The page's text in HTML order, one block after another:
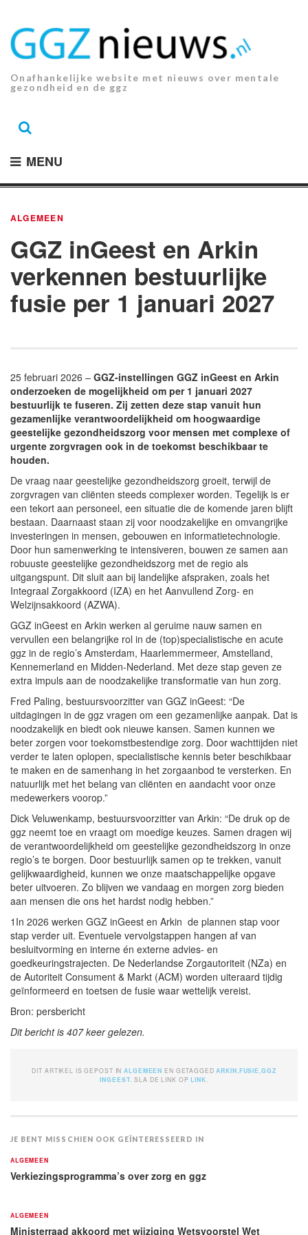
inhoud.
Onafhankelijke website met nieuws over mentale
gezondheid en de ggz
MENU
ALGEMEEN
GGZ inGeest en Arkin
verkennen bestuurlijke
fusie per 1 januari 2027
25 februari 2026 – GGZ-instellingen GGZ inGeest en Arkin
onderzoeken de mogelijkheid om per 1 januari 2027
bestuurlijk te fuseren. Zij zetten deze stap vanuit hun
gezamenlijke verantwoordelijkheid om hoogwaardige
geestelijke gezondheidszorg voor mensen met complexe of
urgente zorgvragen ook in de toekomst beschikbaar te
houden.
De vraag naar geestelijke gezondheidszorg groeit, terwijl de
zorgvragen van cliënten steeds complexer worden. Tegelijk is er
een tekort aan personeel, een situatie die de komende jaren blijft
bestaan. Daarnaast staan zij voor noodzakelijke en omvangrijke
investeringen in mensen, gebouwen en informatietechnologie.
Door hun samenwerking te intensiveren, bouwen ze samen aan
robuuste geestelijke gezondheidszorg met de regio als
uitgangspunt. Dit sluit aan bij landelijke afspraken, zoals het
Integraal Zorgakkoord (IZA) en het Aanvullend Zorg- en
Welzijnsakkoord (AZWA).
GGZ inGeest en Arkin werken al geruime nauw samen en
vervullen een belangrijke rol in de (top)specialistische en acute
ggz in de regio’s Amsterdam, Haarlemmermeer, Amstelland,
Kennemerland en Midden-Nederland. Met deze stap geven ze
extra impuls aan de noodzakelijke transformatie van hun zorg.
Fred Paling, bestuursvoorzitter van GGZ inGeest: “De
uitdagingen in de ggz vragen om een gezamenlijke aanpak. Dat is
noodzakelijk en biedt ook nieuwe kansen. Samen kunnen we
beter zorgen voor toekomstbestendige zorg. Door wachttijden niet
verder te laten oplopen, specialistische kennis beter beschikbaar
te maken en de samenhang in het zorgaanbod te versterken. En
natuurlijk met het belang van cliënten en aandacht voor onze
medewerkers voorop.”
Dick Veluwenkamp, bestuursvoorzitter van Arkin: “De druk op de
ggz neemt toe en vraagt om moedige keuzes. Samen dragen wij
de verantwoordelijkheid om geestelijke gezondheidszorg in onze
regio’s te borgen. Door bestuurlijk samen op te trekken, vanuit
gelijkwaardigheid, kunnen we onze maatschappelijke opgave
beter uitvoeren. Zo blijven we vandaag en morgen zorg bieden
aan mensen die ons het hardst nodig hebben.”
1In 2026 werken GGZ inGeest en Arkin de plannen stap voor
stap verder uit. Eventuele vervolgstappen hangen af van
besluitvorming en interne én externe advies- en
goedkeuringstrajecten. De Nederlandse Zorgautoriteit (NZa) en
de Autoriteit Consument & Markt (ACM) worden uiteraard tijdig
geïnformeerd en toetsen de fusie waar wettelijk vereist.
Bron: persbericht
Dit bericht is 407 keer gelezen.
DIT ARTIKEL IS GEPOST INALGEMEEN EN GETAGGEDARKIN FUSIE GGZ
INGEEST . SLA DE LINK OPLINK
JE BENT MISSCHIEN OOK GEÏNTERESSEERD IN
ALGEMEEN
Verkiezingsprogramma’s over zorg en ggz
ALGEMEEN
Ministerraad akkoord met wijziging Wetsvoorstel Wet